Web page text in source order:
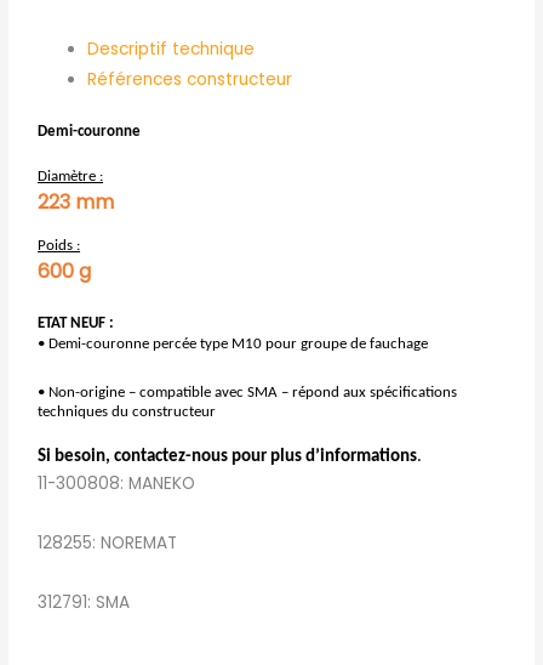
SMA Descriptif technique
Références constructeur
Demi-couronne
Diamètre :
223 mm
Poids :
600 g
ETAT NEUF :
• Demi-couronne percée type M10 pour groupe de fauchage
• Non-origine – compatible avec SMA – répond aux spécifications
techniques du constructeur
Si besoin, contactez-nous pour plus d’informations.
11-300808: MANEKO
128255: NOREMAT
312791: SMA